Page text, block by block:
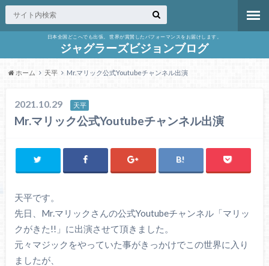
日本全国どこへでも出張。 世界が賞賛したパフォーマンスをお届けします。
ジャグラーズビジョンブログ
ホーム 天平 Mr.マリック公式Youtubeチャンネル出演
2021.10.29 天平
Mr.マリック公式Youtubeチャンネル出演
天平です。
先日、Mr.マリックさんの公式Youtubeチャンネル「マリッ
クがきた!!」に出演させて頂きました。
元々マジックをやっていた事がきっかけでこの世界に入り
ましたが、